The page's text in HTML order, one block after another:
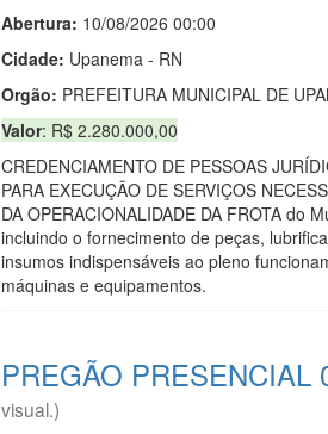
Abertura: 10/08/2026 00:00
Cidade: Upanema - RN
Orgão: PREFEITURA MUNICIPAL DE
Valor: R$ 2.280.000,00
CREDENCIAMENTO DE PESSOAS
PARA EXECUÇÃO DE SERVIÇOS
DA OPERACIONALIDADE DA FROTA do
incluindo o fornecimento de peças,
insumos indispensáveis ao pleno
máquinas e equipamentos.
PREGÃO PRESENCIAL
visual.)